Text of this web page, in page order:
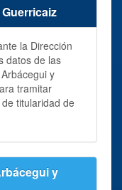
la Dirección
datos de las
y
tramitar
titularidad de
y